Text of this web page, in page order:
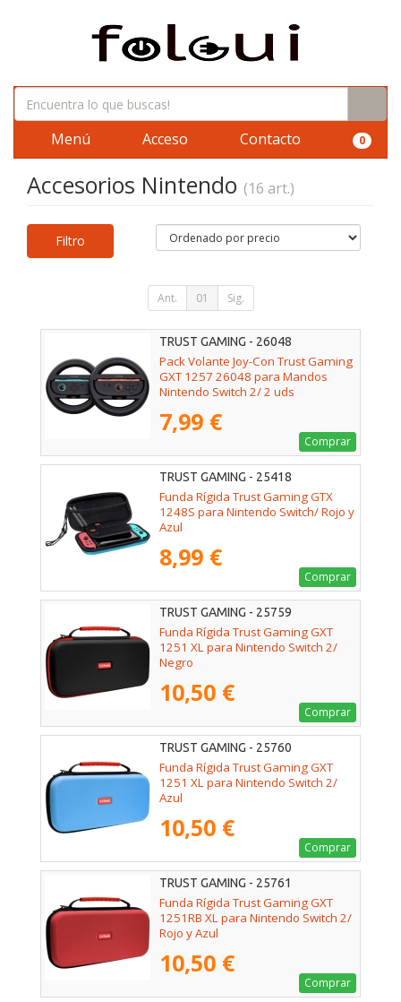
Menú Acceso Contacto 0
Accesorios Nintendo (16 art.)
Filtro
Ant. 01 Sig.
TRUST GAMING - 26048
Pack Volante Joy-Con Trust Gaming
GXT 1257 26048 para Mandos
Nintendo Switch 2/ 2 uds
7,99 €
Comprar
TRUST GAMING - 25418
Funda Rígida Trust Gaming GTX
1248S para Nintendo Switch/ Rojo y
Azul
8,99 €
Comprar
TRUST GAMING - 25759
Funda Rígida Trust Gaming GXT
1251 XL para Nintendo Switch 2/
Negro
10,50 €
Comprar
TRUST GAMING - 25760
Funda Rígida Trust Gaming GXT
1251 XL para Nintendo Switch 2/
Azul
10,50 €
Comprar
TRUST GAMING - 25761
Funda Rígida Trust Gaming GXT
1251RB XL para Nintendo Switch 2/
Rojo y Azul
10,50 €
Comprar